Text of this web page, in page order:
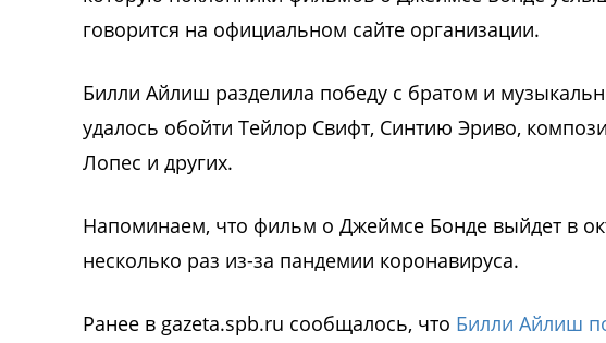
говорится на официальном сайте организации.
Билли Айлиш разделила победу с братом и
удалось обойти Тейлор Свифт, Синтию Эриво,
Лопес и других.
Напоминаем, что фильм о Джеймсе Бонде выйдет в
несколько раз из-за пандемии коронавируса.
Ранее в gazeta.spb.ru сообщалось, что Билли Айлиш